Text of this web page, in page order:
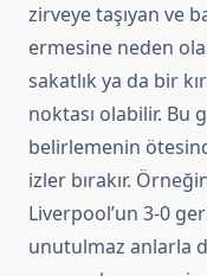
zirveye taşıyan ve
ermesine neden
sakatlık ya da bir
noktası olabilir. Bu
belirlemenin
izler bırakır.
Liverpool’un 3-0
unutulmaz anlarla